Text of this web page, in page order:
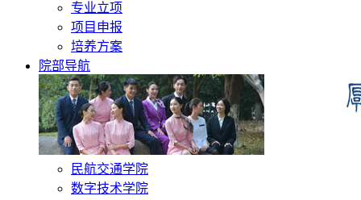
专业立项
项目申报
培养方案
院部导航
民航交通学院
数字技术学院